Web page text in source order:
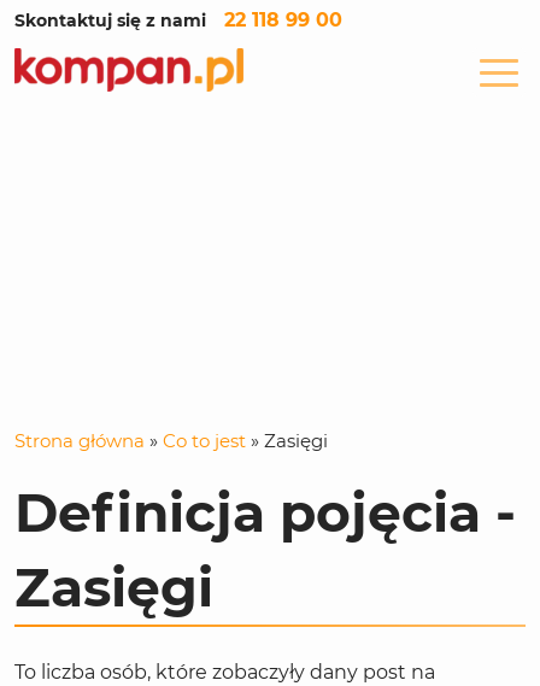
Skontaktuj się z nami 22 118 99 00
Strona główna » Co to jest » Zasięgi
Definicja pojęcia -
Zasięgi
To liczba osób, które zobaczyły dany post na